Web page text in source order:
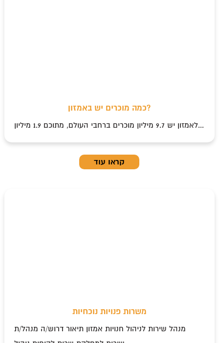
כמה מוכרים יש באמזון?
לאמזון יש 9.7 מיליון מוכרים ברחבי העולם, מתוכם 1.9 מיליון...
קראו עוד
משרות פנויות נוכחיות
מנהל שירות לניהול חנויות אמזון תיאור דרוש/ה מנהל/ת